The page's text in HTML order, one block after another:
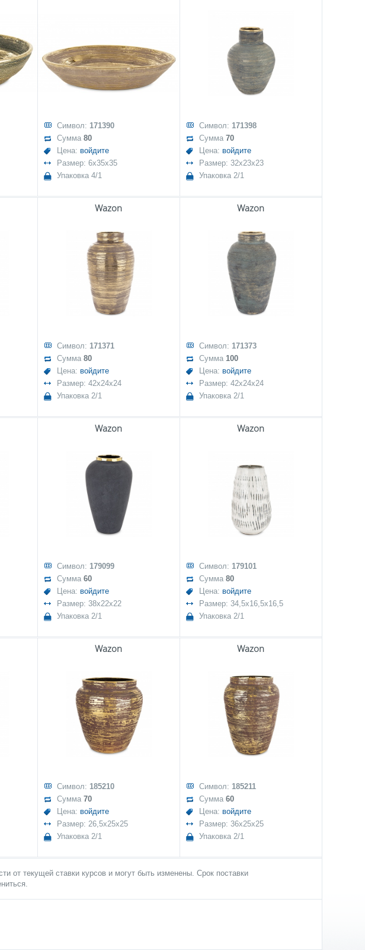
Символ: 171390
Сумма 80
Цена: войдите
Размер: 6x35x35
Упаковка 4/1
Символ: 171398
Сумма 70
Цена: войдите
Размер: 32x23x23
Упаковка 2/1
Wazon
Символ: 171371
Сумма 80
Цена: войдите
Размер: 42x24x24
Упаковка 2/1
Wazon
Символ: 171373
Сумма 100
Цена: войдите
Размер: 42x24x24
Упаковка 2/1
Wazon
Символ: 179099
Сумма 60
Цена: войдите
Размер: 38x22x22
Упаковка 2/1
Wazon
Символ: 179101
Сумма 80
Цена: войдите
Размер: 34,5x16,5x16,5
Упаковка 2/1
Wazon
Символ: 185210
Сумма 70
Цена: войдите
Размер: 26,5x25x25
Упаковка 2/1
Wazon
Символ: 185211
Сумма 60
Цена: войдите
Размер: 36x25x25
Упаковка 2/1
от текущей ставки курсов и могут быть изменены. Срок поставки